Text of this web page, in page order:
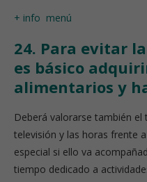
+ info menú
24. Para evitar
es básico
alimentarios y
Deberá valorarse también
televisión y las horas frente
especial si ello va
tiempo dedicado a